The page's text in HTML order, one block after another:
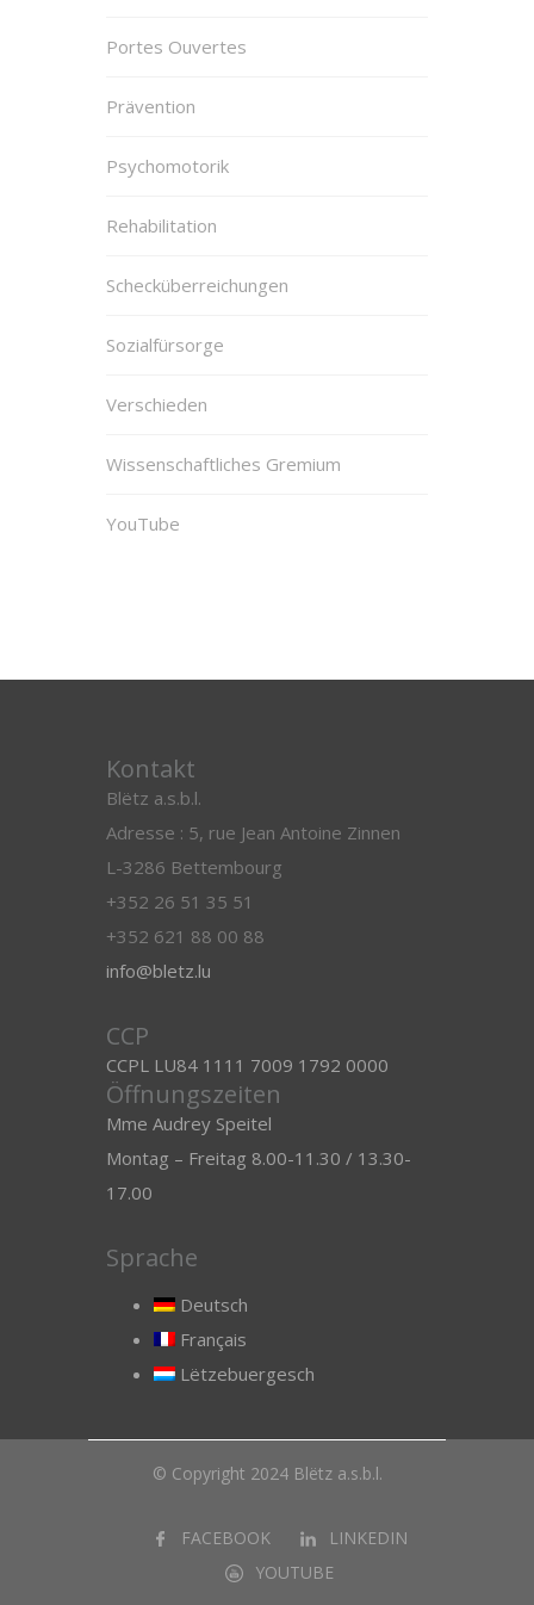
Portes Ouvertes
Prävention
Psychomotorik
Rehabilitation
Schecküberreichungen
Sozialfürsorge
Verschieden
Wissenschaftliches Gremium
YouTube
Kontakt
Blëtz a.s.b.l.
Adresse : 5, rue Jean Antoine Zinnen
L-3286 Bettembourg
+352 26 51 35 51
+352 621 88 00 88
info@bletz.lu
CCP
CCPL LU84 1111 7009 1792 0000
Öffnungszeiten
Mme Audrey Speitel
Montag – Freitag 8.00-11.30 / 13.30-
17.00
Sprache
Deutsch
Français
Lëtzebuergesch
© Copyright 2024 Blëtz a.s.b.l.
FACEBOOK
LINKEDIN
YOUTUBE